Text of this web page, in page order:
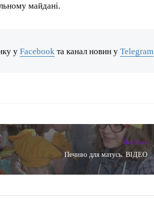
майдані.
уFacebook та канал новин уTelegram
Hot News
Печиво для матусь. ВІДЕО